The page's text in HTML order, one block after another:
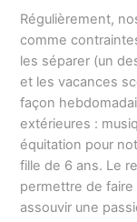
Régulièrement,
comme
les séparer (un
et les vacances
façon
extérieures :
équitation pour
fille de 6 ans. Le
permettre de faire
assouvir une